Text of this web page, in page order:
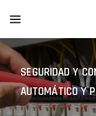
SEGURIDAD Y
AUTOMÁTICO Y